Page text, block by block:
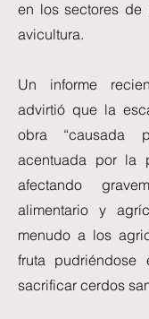
en los sectores de
avicultura.
Un informe
advirtió que la
obra
acentuada por la
afectando
alimentario y
menudo a los
fruta
sacrificar cerdos